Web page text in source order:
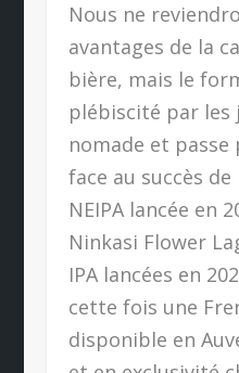
Nous ne
avantages de la
bière, mais le
plébiscité par les
nomade et
face au succès
NEIPA lancée en
Ninkasi Flower
IPA lancées en
cette fois une
disponible en